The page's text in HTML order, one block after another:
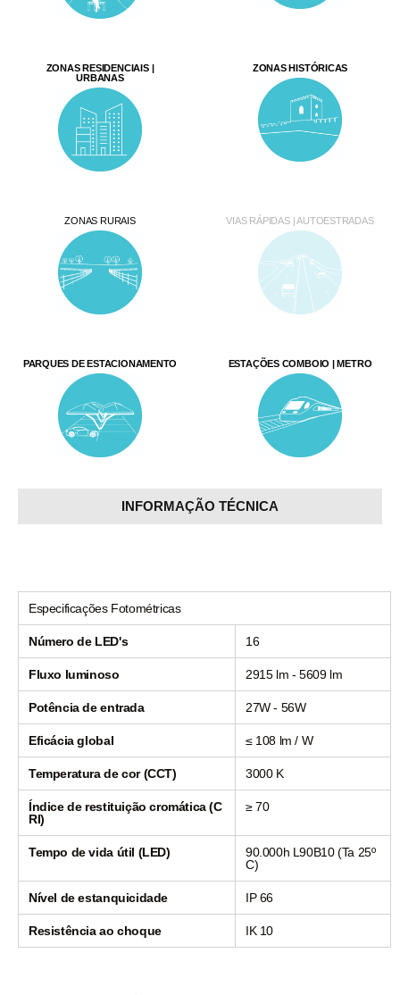
ZONAS RESIDENCIAIS |
URBANAS
ZONAS HISTÓRICAS
ZONAS RURAIS VIAS RÁPIDAS | AUTOESTRADAS
PARQUES DE ESTACIONAMENTO ESTAÇÕES COMBOIO | METRO
INFORMAÇÃO TÉCNICA
Especificações Fotométricas
Número de LED's 16
Fluxo luminoso 2915 lm - 5609 lm
Potência de entrada 27W - 56W
Eficácia global ≤ 108 lm / W
Temperatura de cor (CCT) 3000 K
Índice de restituição cromática (C
RI)
≥ 70
Tempo de vida útil (LED)
90.000h L90B10 (Ta 25º
C)
Nível de estanquicidade IP 66
Resistência ao choque IK 10